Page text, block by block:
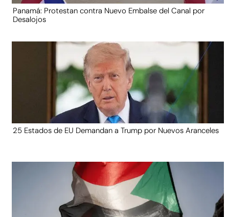
Panamá: Protestan contra Nuevo Embalse del Canal por
Desalojos
25 Estados de EU Demandan a Trump por Nuevos Aranceles